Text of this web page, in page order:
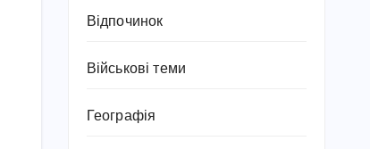
Відпочинок
Військові теми
Географія